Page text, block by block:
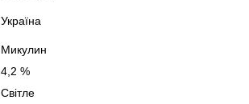
Україна
Микулин
4,2 %
Світле